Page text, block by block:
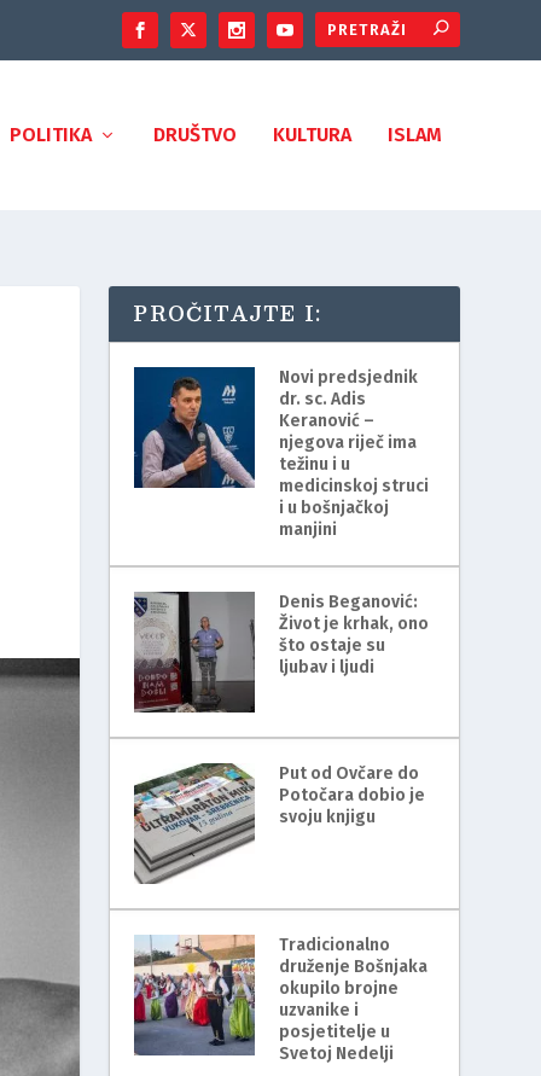
POLITIKA DRUŠTVO KULTURA ISLAM
PROČITAJTE I:
Novi predsjednik
dr. sc. Adis
Keranović –
njegova riječ ima
težinu i u
medicinskoj struci
i u bošnjačkoj
manjini
Denis Beganović:
Život je krhak, ono
što ostaje su
ljubav i ljudi
Put od Ovčare do
Potočara dobio je
svoju knjigu
Tradicionalno
druženje Bošnjaka
okupilo brojne
uzvanike i
posjetitelje u
Svetoj Nedelji